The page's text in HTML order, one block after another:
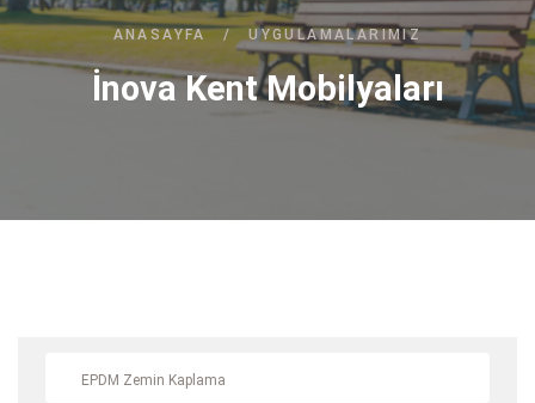
ANASAYFA / UYGULAMALARIMIZ
İnova Kent Mobilyaları
EPDM Zemin Kaplama